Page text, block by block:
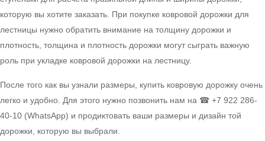
которую вы хотите заказать. При покупке ковровой дорожки для
лестницы нужно обратить внимание на толщину дорожки и
плотность, толщина и плотность дорожки могут сыграть важную
роль при укладке ковровой дорожки на лестницу.
После того как вы узнали размеры, купить ковровую дорожку очень
легко и удобно. Для этого нужно позвонить нам на ☎ +7 922 286-
40-10 (WhatsApp) и продиктовать ваши размеры и дизайн той
дорожки, которую вы выбрали.